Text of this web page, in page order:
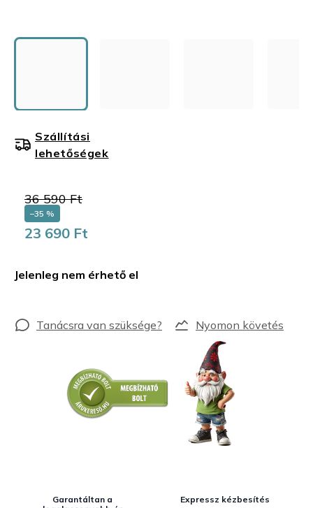
36 590 Ft
–35 %
23 690 Ft
Jelenleg nem érhető el
Szállítási
lehetőségek
Nyomon követés
Garantáltan a
Expressz kézbesítés